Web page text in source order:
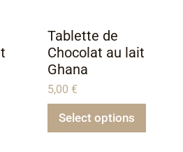
Tablette de
Chocolat au lait
Ghana
5,00 €
Select options